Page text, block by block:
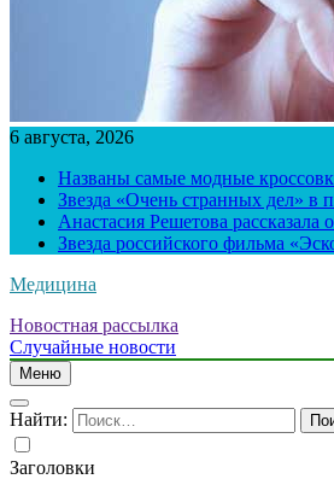
6 августа, 2026
Названы самые модные
Звезда «Очень странных дел» в
Анастасия Решетова
Звезда российского фильма
Медицина
Новостная рассылка
Случайные новости
Меню
Найти:
Заголовки